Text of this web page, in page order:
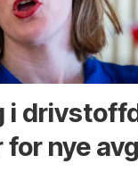
i
for nye